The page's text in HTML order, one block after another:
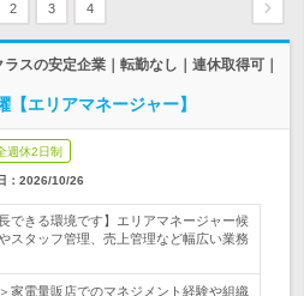
2 3 4
スの安定企業｜転勤なし｜連休取得可｜
エリアマネージャー】
週休2日制
： 2026/10/26
できる環境です】エリアマネージャー候
スタッフ管理、売上管理など幅広い業務
家電量販店でのマネジメント経験や組織